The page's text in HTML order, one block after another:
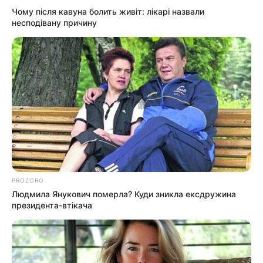
Щоб відправити коментар вам необхідно
авторизуватись.
Погода
Ужгород
влажность:
давление:
Погода на 10 дней от
Новини
Чому після кавуна болить живіт: лікарі назвали
несподівану причину
PROZORO
Людмила Янукович померла? Куди зникла ексдружина
президента-втікача